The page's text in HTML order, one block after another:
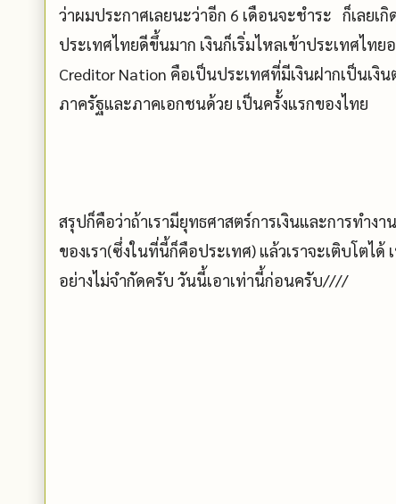
ว่าผมประกาศเลยนะว่าอีก 6 เดือนจะชำระ ก็เลยเ
ประเทศไทยดีขึ้นมาก เงินก็เริ่มไหลเข้าประเทศไทย
Creditor Nation คือเป็นประเทศที่มีเงินฝากเป็นเงิ
ภาครัฐและภาคเอกชนด้วย เป็นครั้งแรกของไทย
สรุปก็คือว่าถ้าเรามียุทธศาสตร์การเงินและการทำง
ของเรา(ซึ่งในที่นี้ก็คือประเทศ) แล้วเราจะเติบโตได้
อย่างไม่จำกัดครับ วันนี้เอาเท่านี้ก่อนครับ////